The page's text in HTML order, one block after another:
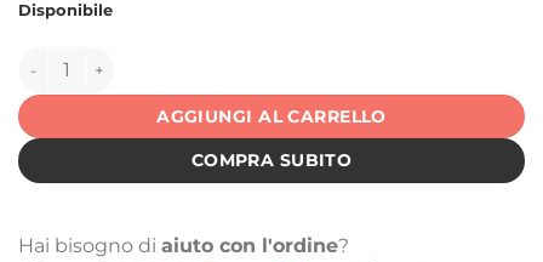
Disponibile
149858 quantità
AGGIUNGI AL CARRELLO
COMPRA SUBITO
Hai bisogno di aiuto con l'ordine?